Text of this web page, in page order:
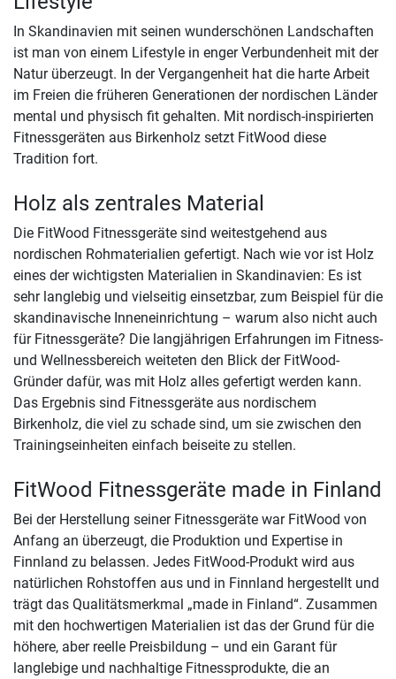
In Skandinavien mit seinen wunderschönen Landschaften
ist man von einem Lifestyle in enger Verbundenheit mit der
Natur überzeugt. In der Vergangenheit hat die harte Arbeit
im Freien die früheren Generationen der nordischen Länder
mental und physisch fit gehalten. Mit nordisch-inspirierten
Fitnessgeräten aus Birkenholz setzt FitWood diese
Tradition fort.
Holz als zentrales Material
Die FitWood Fitnessgeräte sind weitestgehend aus
nordischen Rohmaterialien gefertigt. Nach wie vor ist Holz
eines der wichtigsten Materialien in Skandinavien: Es ist
sehr langlebig und vielseitig einsetzbar, zum Beispiel für die
skandinavische Inneneinrichtung – warum also nicht auch
für Fitnessgeräte? Die langjährigen Erfahrungen im Fitness-
und Wellnessbereich weiteten den Blick der FitWood-
Gründer dafür, was mit Holz alles gefertigt werden kann.
Das Ergebnis sind Fitnessgeräte aus nordischem
Birkenholz, die viel zu schade sind, um sie zwischen den
Trainingseinheiten einfach beiseite zu stellen.
FitWood Fitnessgeräte made in Finland
Bei der Herstellung seiner Fitnessgeräte war FitWood von
Anfang an überzeugt, die Produktion und Expertise in
Finnland zu belassen. Jedes FitWood-Produkt wird aus
natürlichen Rohstoffen aus und in Finnland hergestellt und
trägt das Qualitätsmerkmal „made in Finland“. Zusammen
mit den hochwertigen Materialien ist das der Grund für die
höhere, aber reelle Preisbildung – und ein Garant für
langlebige und nachhaltige Fitnessprodukte, die an